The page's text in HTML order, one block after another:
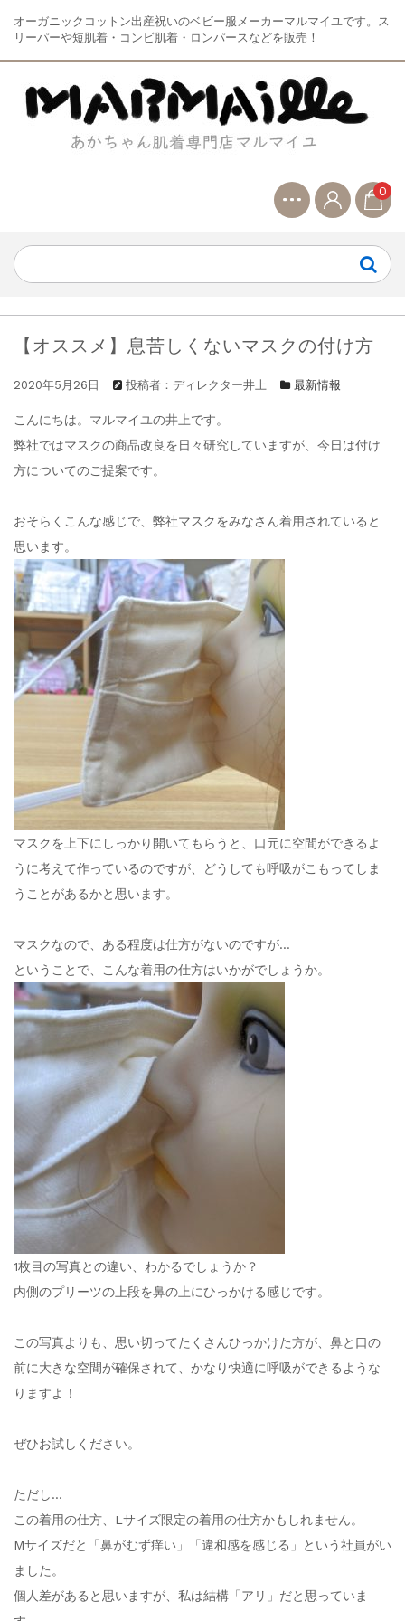
オーガニックコットン出産祝いのベビー服メーカーマルマイユです。ス
リーパーや短肌着・コンビ肌着・ロンパースなどを販売！
0
【オススメ】息苦しくないマスクの付け方
2020年5月26日 投稿者：ディレクター井上 最新情報
こんにちは。マルマイユの井上です。
弊社ではマスクの商品改良を日々研究していますが、今日は付け
方についてのご提案です。
おそらくこんな感じで、弊社マスクをみなさん着用されていると
思います。
マスクを上下にしっかり開いてもらうと、口元に空間ができるよ
うに考えて作っているのですが、どうしても呼吸がこもってしま
うことがあるかと思います。
マスクなので、ある程度は仕方がないのですが…
ということで、こんな着用の仕方はいかがでしょうか。
1枚目の写真との違い、わかるでしょうか？
内側のプリーツの上段を鼻の上にひっかける感じです。
この写真よりも、思い切ってたくさんひっかけた方が、鼻と口の
前に大きな空間が確保されて、かなり快適に呼吸ができるような
りますよ！
ぜひお試しください。
ただし…
この着用の仕方、Lサイズ限定の着用の仕方かもしれません。
Mサイズだと「鼻がむず痒い」「違和感を感じる」という社員がい
ました。
個人差があると思いますが、私は結構「アリ」だと思っていま